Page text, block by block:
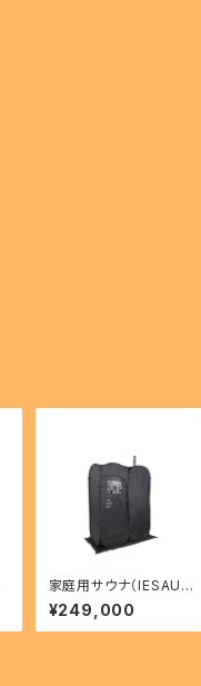
家庭用サウナ（IESAUN
A）
¥249,000